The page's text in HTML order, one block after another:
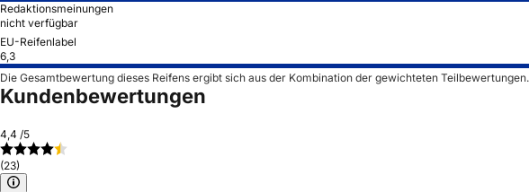
Redaktionsmeinungen
nicht verfügbar
EU-Reifenlabel
6,3
Die Gesamtbewertung dieses Reifens ergibt sich aus der Kombination der gewichteten Teilbewertungen.
Kundenbewertungen
4,4 /5
(23)